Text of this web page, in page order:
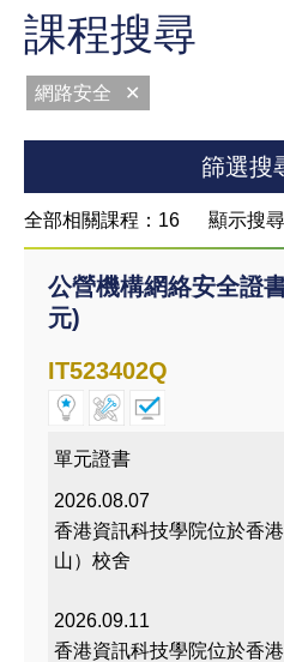
課程搜尋
網路安全 ✕
篩選搜
全部相關課程：16 顯示搜
公營機構網絡安全證
元)
IT523402Q
單元證書
2026.08.07
香港資訊科技學院位於香
山）校舍
2026.09.11
香港資訊科技學院位於香